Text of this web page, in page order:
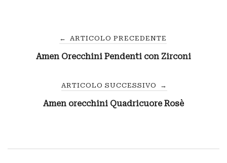
Navigazione
articoli
← ARTICOLO PRECEDENTE
Amen Orecchini Pendenti con Zirconi
ARTICOLO SUCCESSIVO →
Amen orecchini Quadricuore Rosè